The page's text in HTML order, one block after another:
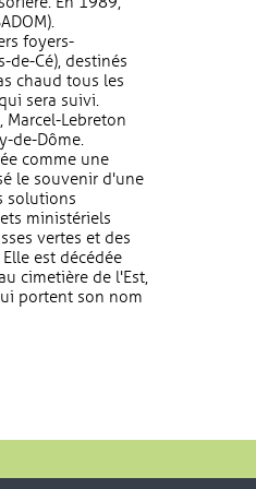
foyers-
de-Cé), destinés
chaud tous les
sera suivi.
Lebreton
de-Dôme.
comme une
le souvenir d'une
solutions
ministériels
vertes et des
est décédée
cimetière de l'Est,
portent son nom